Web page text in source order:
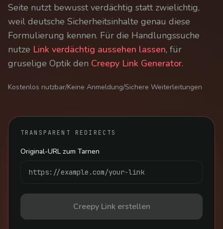
Seite nutzt bewusst verdächtig statt zwielichtig,
weil deutsche Sicherheitsinhalte genau diese
Formulierung kennen. Für die Handlungssuche
nutze Link verdächtig aussehen lassen, für
gruselige Optik den Creepy Link Generator.
Kostenlos nutzbar/Keine Anmeldung/Sichere Weiterleitungen
TRANSPARENT REDIRECTS
Original-URL zum Tarnen
Creepy Link erstellen